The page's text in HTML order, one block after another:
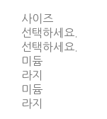
사이즈
선택하세요.
선택하세요.
미듐
라지
미듐
라지